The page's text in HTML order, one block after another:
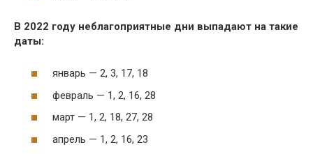
В 2022 году неблагоприятные дни выпадают на такие
даты:
январь — 2, 3, 17, 18
февраль — 1, 2, 16, 28
март — 1, 2, 18, 27, 28
апрель — 1, 2, 16, 23